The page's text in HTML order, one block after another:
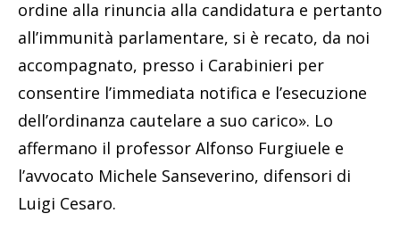
ordine alla rinuncia alla candidatura e pertanto
all’immunità parlamentare, si è recato, da noi
accompagnato, presso i Carabinieri per
consentire l’immediata notifica e l’esecuzione
dell’ordinanza cautelare a suo carico». Lo
affermano il professor Alfonso Furgiuele e
l’avvocato Michele Sanseverino, difensori di
Luigi Cesaro.